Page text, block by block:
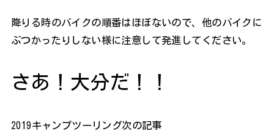
降りる時のバイクの順番はほぼないので、他のバイクに
ぶつかったりしない様に注意して発進してください。
さあ！大分だ！！
2019キャンプツーリング次の記事